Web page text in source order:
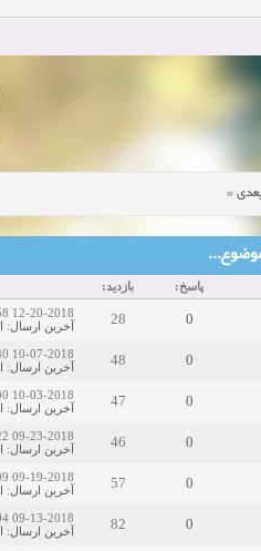
»
پاسخ: بازدید:
0
28
12-20-2018 12:58 AM
آخرین ارسال:
0
48
10-07-2018 04:40 PM
آخرین ارسال:
0
47
10-03-2018 01:00 AM
آخرین ارسال:
0
46
09-23-2018 11:22 PM
آخرین ارسال:
0
57
09-19-2018 08:09 PM
آخرین ارسال:
0
82
09-13-2018 12:04 AM
آخرین ارسال: